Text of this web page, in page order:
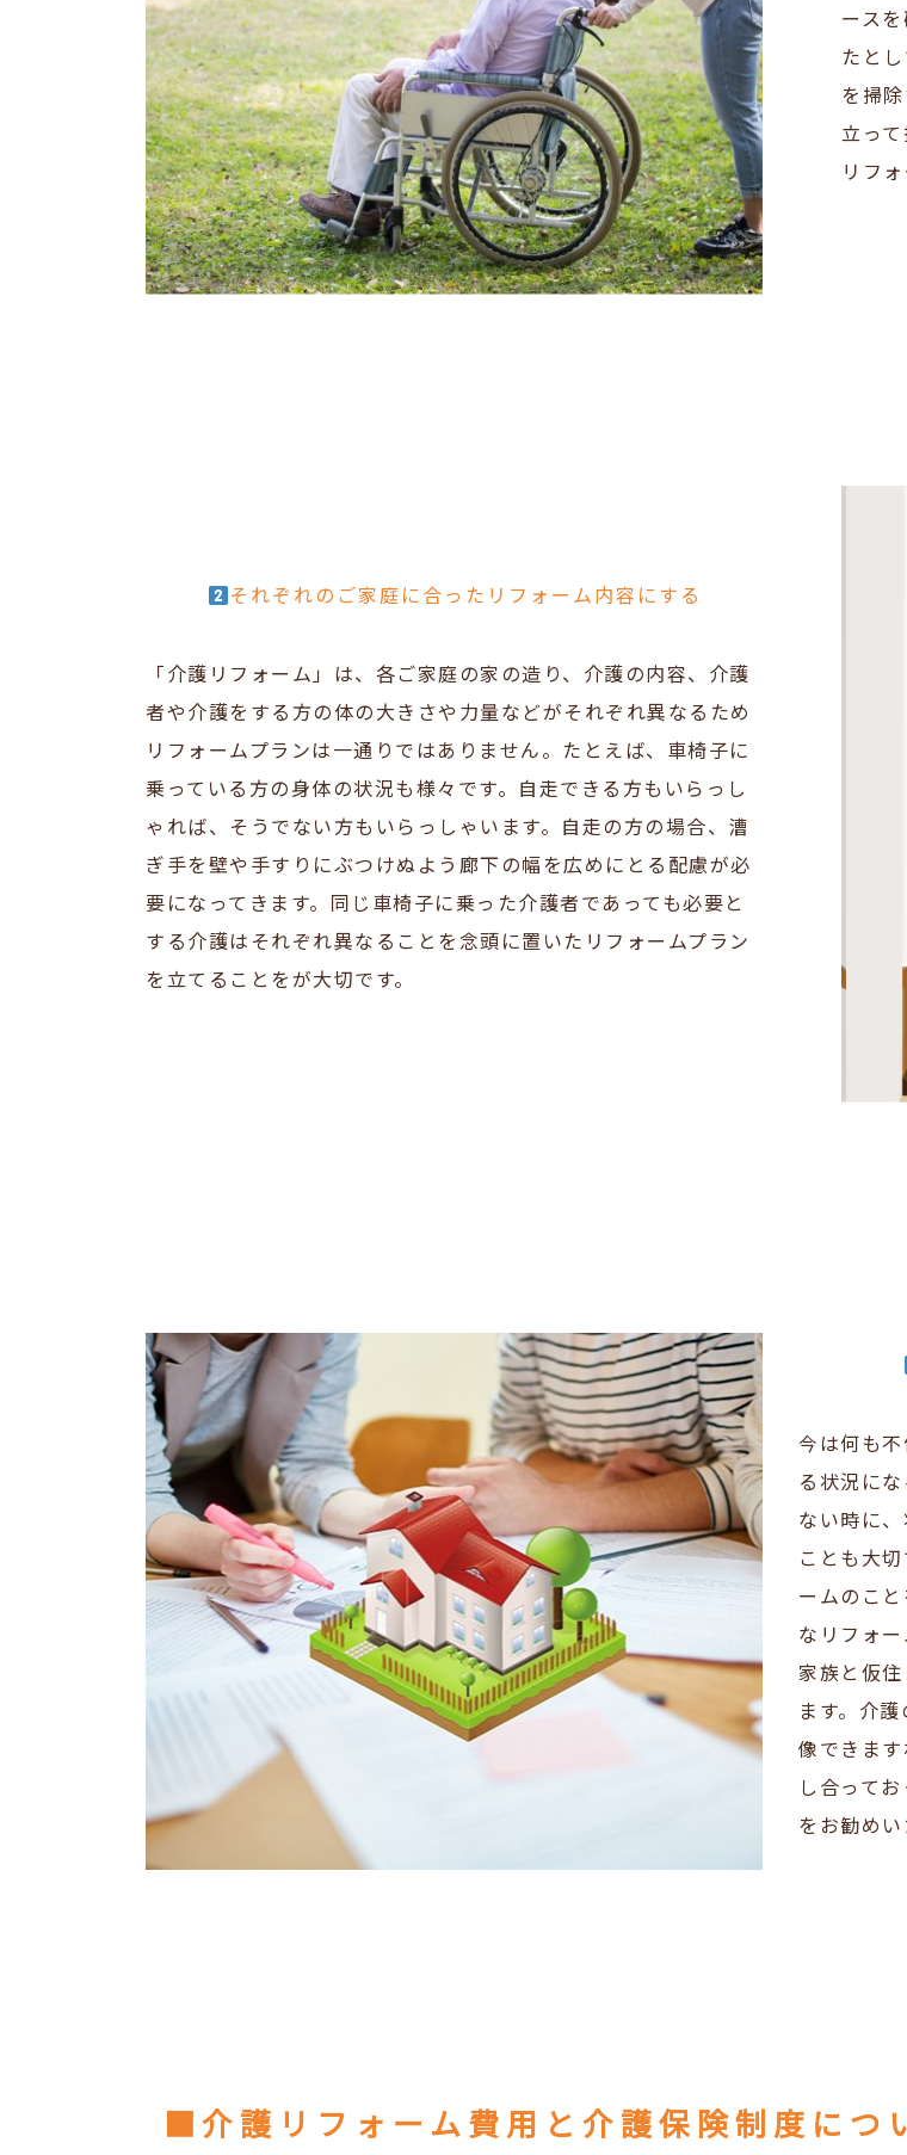
ース
たと
を掃
立っ
リフ
それぞれのご家庭に合ったリフォーム内容にする
「介護リフォーム」は、各ご家庭の家の造り、介護の内容、介護
者や介護をする方の体の大きさや力量などがそれぞれ異なるため
リフォームプランは一通りではありません。たとえば、車椅子に
乗っている方の身体の状況も様々です。自走できる方もいらっし
ゃれば、そうでない方もいらっしゃいます。自走の方の場合、漕
ぎ手を壁や手すりにぶつけぬよう廊下の幅を広めにとる配慮が必
要になってきます。同じ車椅子に乗った介護者であっても必要と
する介護はそれぞれ異なることを念頭に置いたリフォームプラン
を立てることをが大切です。
今は何も
る状況に
ない時に
ことも大
ームのこ
なリフォ
家族と仮
ます。介
像できま
し合って
をお勧めい
■介護リフォーム費用と介護保険制度につ